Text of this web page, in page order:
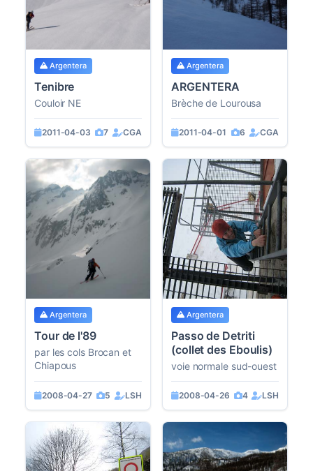
Argentera
Tenibre
Couloir NE
2011-04-03 7 CGA
Argentera
ARGENTERA
Brèche de Lourousa
2011-04-01 6 CGA
Argentera
Tour de l'89
par les cols Brocan et
Chiapous
2008-04-27 5 LSH
Argentera
Passo de Detriti
(collet des Eboulis)
voie normale sud-ouest
2008-04-26 4 LSH